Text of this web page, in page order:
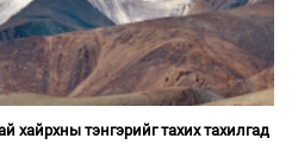
хайрхны тэнгэрийг тахих тахилгад